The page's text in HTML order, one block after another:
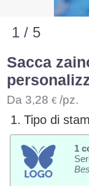
1 / 5
Sacca
Da 3,28 € /pz.
1. Tipo di
1